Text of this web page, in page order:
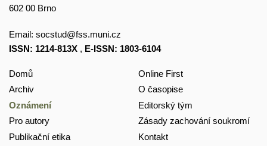
602 00 Brno
Email: socstud@fss.muni.cz
ISSN: 1214-813X , E-ISSN: 1803-6104
Domů
Archiv
Oznámení
Pro autory
Publikační etika
Online First
O časopise
Editorský tým
Zásady zachování soukromí
Kontakt